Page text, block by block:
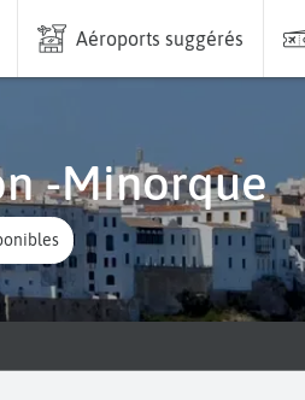
Aéroports suggérés
-Minorque